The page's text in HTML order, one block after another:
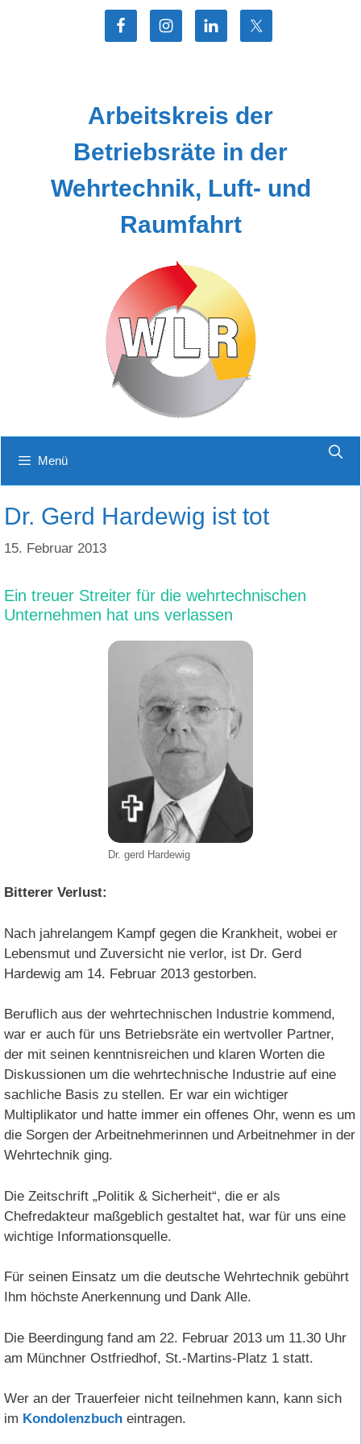
Arbeitskreis der
Betriebsräte in der
Wehrtechnik, Luft- und
Raumfahrt
Menü
Dr. Gerd Hardewig ist tot
15. Februar 2013
Ein treuer Streiter für die wehrtechnischen
Unternehmen hat uns verlassen
Dr. gerd Hardewig
Bitterer Verlust:
Nach jahrelangem Kampf gegen die Krankheit, wobei er
Lebensmut und Zuversicht nie verlor, ist Dr. Gerd
Hardewig am 14. Februar 2013 gestorben.
Beruflich aus der wehrtechnischen Industrie kommend,
war er auch für uns Betriebsräte ein wertvoller Partner,
der mit seinen kenntnisreichen und klaren Worten die
Diskussionen um die wehrtechnische Industrie auf eine
sachliche Basis zu stellen. Er war ein wichtiger
Multiplikator und hatte immer ein offenes Ohr, wenn es um
die Sorgen der Arbeitnehmerinnen und Arbeitnehmer in der
Wehrtechnik ging.
Die Zeitschrift „Politik & Sicherheit“, die er als
Chefredakteur maßgeblich gestaltet hat, war für uns eine
wichtige Informationsquelle.
Für seinen Einsatz um die deutsche Wehrtechnik gebührt
Ihm höchste Anerkennung und Dank Alle.
Die Beerdingung fand am 22. Februar 2013 um 11.30 Uhr
am Münchner Ostfriedhof, St.-Martins-Platz 1 statt.
Wer an der Trauerfeier nicht teilnehmen kann, kann sich
im Kondolenzbuch eintragen.